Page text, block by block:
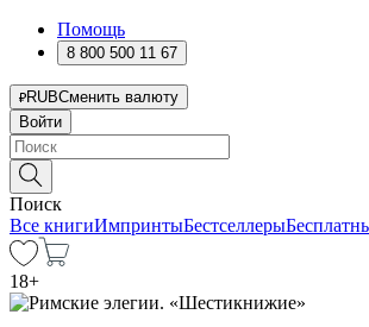
Помощь
8 800 500 11 67
RUBСменить валюту
Войти
Поиск
Все книгиИмпринтыБестселлеры
18+